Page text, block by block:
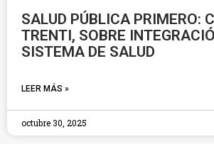
SALUD PÚBLICA PRIMERO:
TRENTI, SOBRE
SISTEMA DE SALUD
LEER MÁS »
octubre 30, 2025